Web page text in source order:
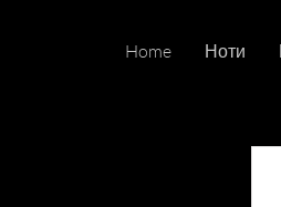
Home Ноти